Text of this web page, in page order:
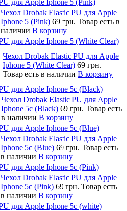
для Apple Iphone 5 (Pink)
Чехол Drobak Elastic PU для Apple
Iphone 5 (Pink) 69 грн. Товар есть в
наличии В корзину
для Apple Iphone 5 (White Clear)
Чехол Drobak Elastic PU для Apple
Iphone 5 (White Clear) 69 грн.
Товар есть в наличии В корзину
для Apple Iphone 5c (Black)
Чехол Drobak Elastic PU для Apple
Iphone 5c (Black) 69 грн. Товар есть
в наличии В корзину
для Apple Iphone 5c (Blue)
Чехол Drobak Elastic PU для Apple
Iphone 5c (Blue) 69 грн. Товар есть
в наличии В корзину
для Apple Iphone 5c (Pink)
Чехол Drobak Elastic PU для Apple
Iphone 5c (Pink) 69 грн. Товар есть
в наличии В корзину
для Apple Iphone 5c (white)